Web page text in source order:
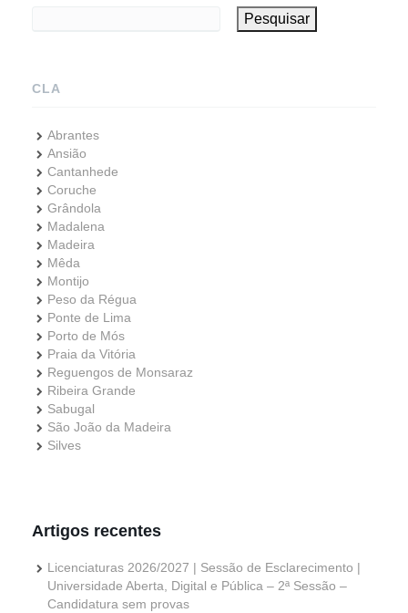
Pesquisar
CLA
Abrantes
Ansião
Cantanhede
Coruche
Grândola
Madalena
Madeira
Mêda
Montijo
Peso da Régua
Ponte de Lima
Porto de Mós
Praia da Vitória
Reguengos de Monsaraz
Ribeira Grande
Sabugal
São João da Madeira
Silves
Artigos recentes
Licenciaturas 2026/2027 | Sessão de Esclarecimento |
Universidade Aberta, Digital e Pública – 2ª Sessão –
Candidatura sem provas